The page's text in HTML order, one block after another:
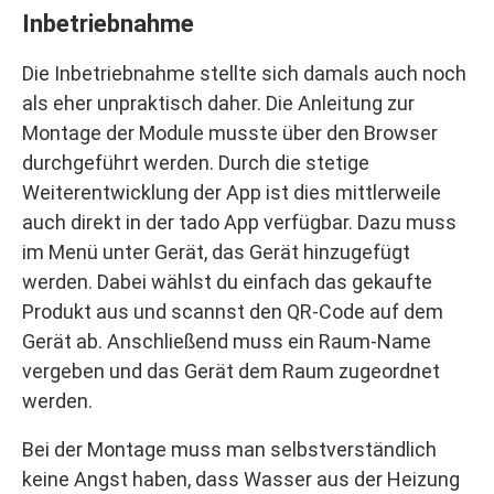
Inbetriebnahme
Die Inbetriebnahme stellte sich damals auch noch
als eher unpraktisch daher. Die Anleitung zur
Montage der Module musste über den Browser
durchgeführt werden. Durch die stetige
Weiterentwicklung der App ist dies mittlerweile
auch direkt in der tado App verfügbar. Dazu muss
im Menü unter Gerät, das Gerät hinzugefügt
werden. Dabei wählst du einfach das gekaufte
Produkt aus und scannst den QR-Code auf dem
Gerät ab. Anschließend muss ein Raum-Name
vergeben und das Gerät dem Raum zugeordnet
werden.
Bei der Montage muss man selbstverständlich
keine Angst haben, dass Wasser aus der Heizung